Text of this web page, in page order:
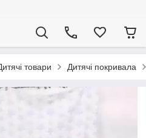
товари Дитячі покривала